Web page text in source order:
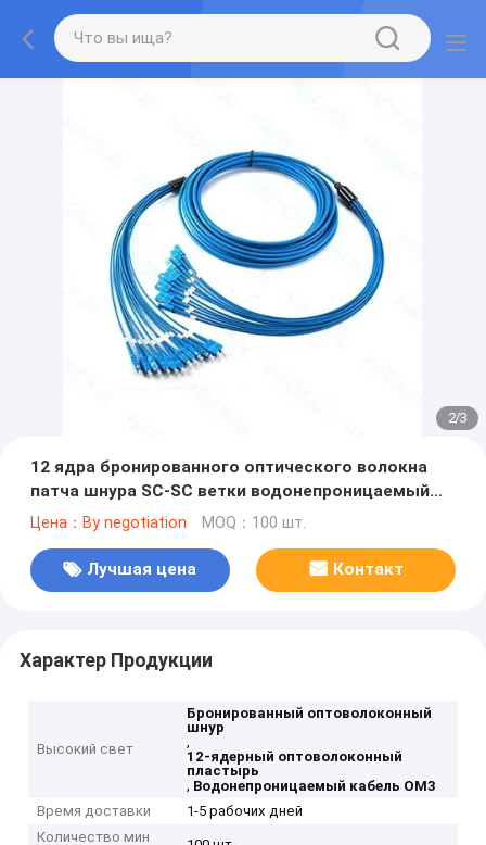
2/3
12 ядра бронированного оптического волокна
патча шнура SC-SC ветки водонепроницаемый
кабель OM3
Цена：By negotiation MOQ：100 шт.
Лучшая цена Контакт
Характер Продукции
Высокий свет
Бронированный оптоволоконный
шнур
,
12-ядерный оптоволоконный
пластырь
, Водонепроницаемый кабель OM3
Время доставки
1-5 рабочих дней
Количество мин